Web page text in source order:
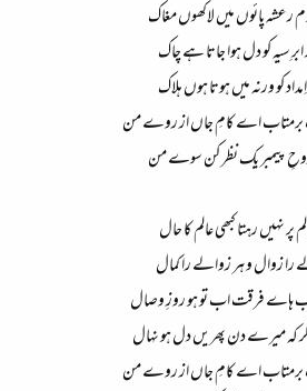
رعشہ پائوں میں لاکھوں مغاک​
سیہ کو دل ہوا جاتا ہے چاک​
کو ورنہ میں ہوتا ہوں ہلاک​
اے کامِ جاں از روے من​
پیمبر یک نظر کن سوے من​
پر نہیں رہتا کبھی عالم کا حال​
را زوال و ہر زوالے را کمال​
ہاے فرقت اب تو ہو روزِ وصال​
کر کہ میرے دن پھریں دل ہو نہال​
اے کامِ جاں از روے من​